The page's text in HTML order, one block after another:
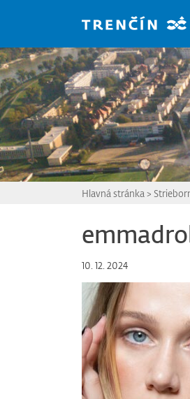
Hlavná stránka >
10. 12. 2024